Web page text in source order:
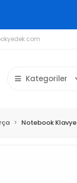
Kategoriler
Notebook Klavye